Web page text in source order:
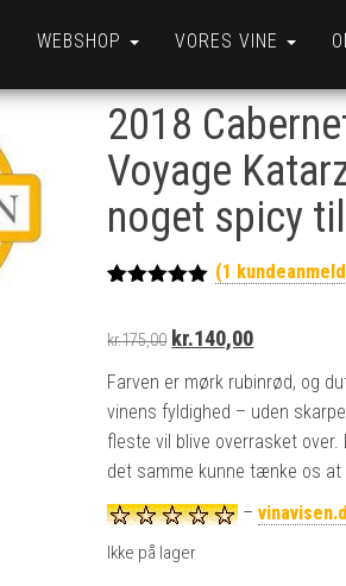
WEBSHOP VORES VINE
2018
Voyage
noget spicy
ud af 5
kundebedøm
(1
kr.175,00 Den oprindelige pris
kr.140,00Den
Farven er mørk rubinrød, og
vinens fyldighed – uden
fleste vil blive overrasket
det samme kunne tænke os at
–
Ikke på lager